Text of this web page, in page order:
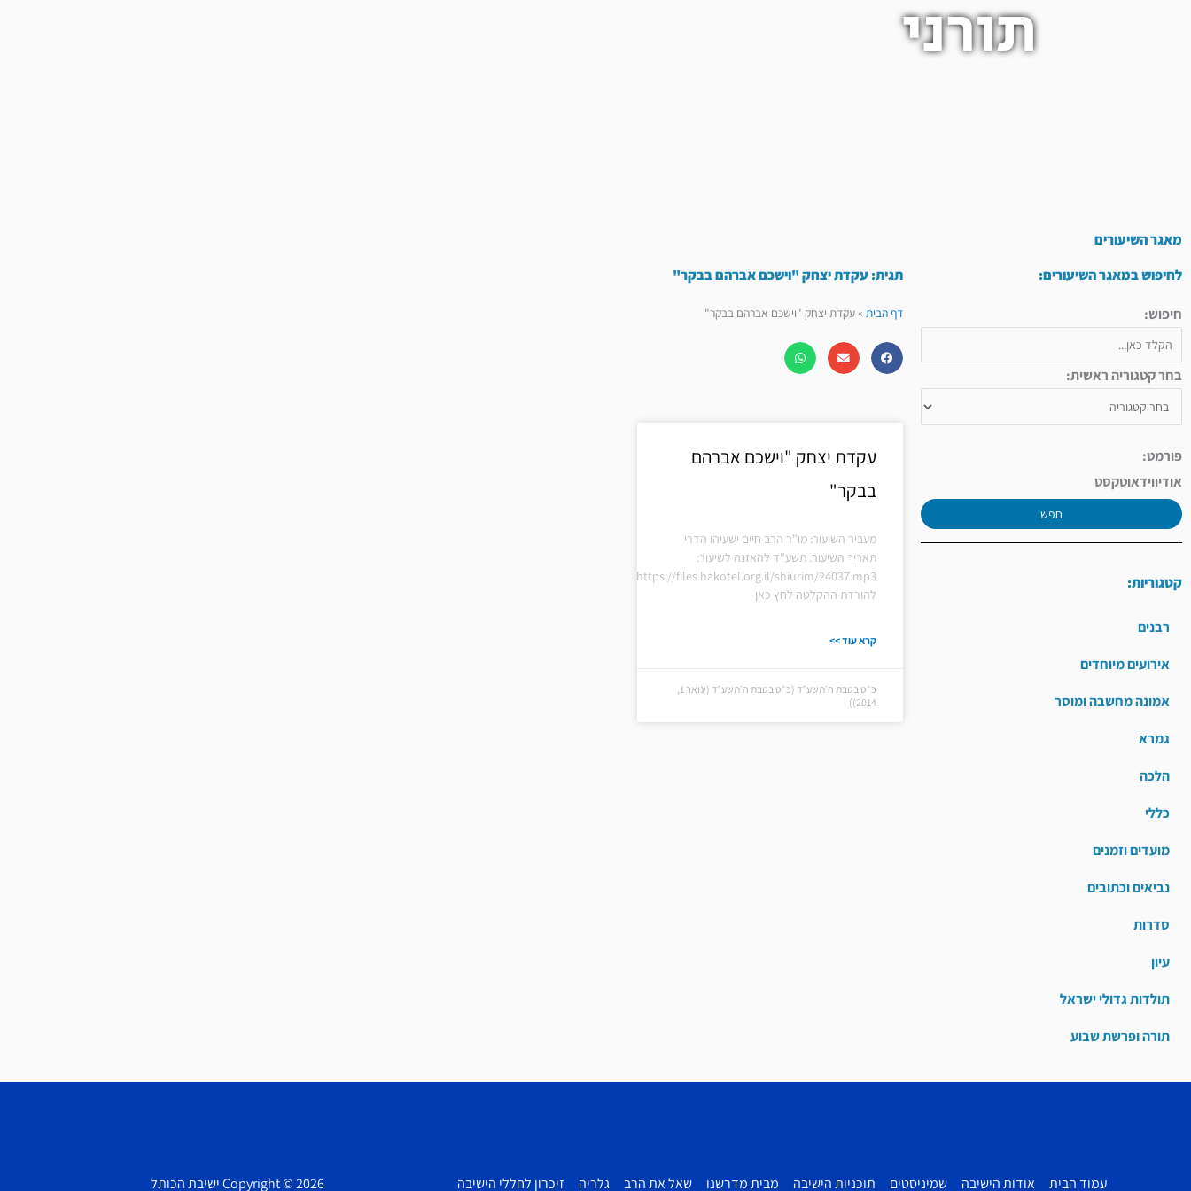
תורני
מאגר השיעורים
לחיפוש במאגר השיעורים:
חיפוש:
בחר קטגוריה ראשית:
פורמט:
אודיווידאוטקסט
חפש
קטגוריות:
רבנים
אירועים מיוחדים
אמונה מחשבה ומוסר
גמרא
הלכה
כללי
מועדים וזמנים
נביאים וכתובים
סדרות
עיון
תולדות גדולי ישראל
תורה ופרשת שבוע
תגית: עקדת יצחק "וישכם אברהם בבקר"
דף הבית»עקדת יצחק "וישכם אברהם בבקר"
עקדת יצחק "וישכם אברהם
בבקר"
מעביר השיעור: מו"ר הרב חיים ישעיהו הדרי
תאריך השיעור: תשע"ד להאזנה לשיעור:
https://files.hakotel.org.il/shiurim/24037.mp3
להורדת ההקלטה לחץ כאן
קרא עוד >>
כ״ט בטבת ה׳תשע״ד (כ״ט בטבת ה׳תשע״ד (ינואר 1,
2014))
עמוד הבית אודות הישיבה שמיניסטים תוכניות הישיבה מבית מדרשנו שאל את הרב גלריה זיכרון לחללי הישיבה Copyright © 2026 ישיבת הכותל